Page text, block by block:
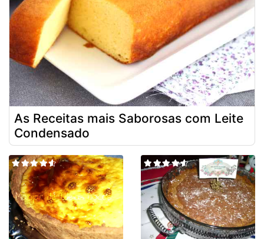
As Receitas mais Saborosas com Leite
Condensado